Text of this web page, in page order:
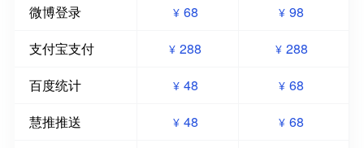
微博登录
¥ 68 ¥ 98
支付宝支付
¥ 288 ¥ 288
百度统计
¥ 48 ¥ 68
慧推推送
¥ 48 ¥ 68